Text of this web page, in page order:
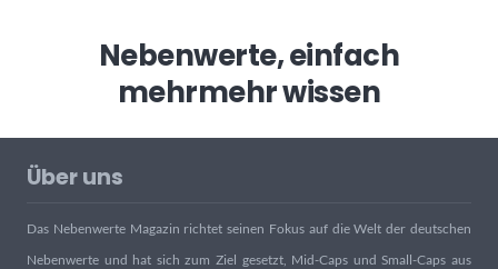
Nebenwerte, einfach
mehrmehr wissen
Über uns
Das Nebenwerte Magazin richtet seinen Fokus auf die Welt der deutschen
Nebenwerte und hat sich zum Ziel gesetzt, Mid-Caps und Small-Caps aus